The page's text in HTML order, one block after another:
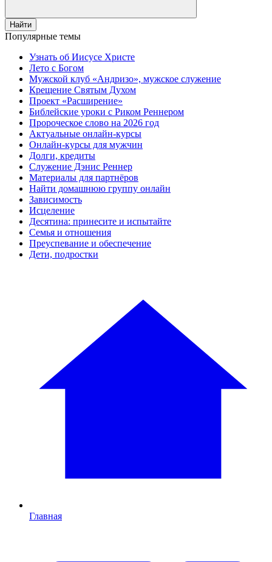
Найти
Популярные темы
Узнать об Иисусе Христе
Лето с Богом
Мужской клуб «Андризо», мужское служение
Крещение Святым Духом
Проект «Расширение»
Библейские уроки с Риком Реннером
Пророческое слово на 2026 год
Актуальные онлайн-курсы
Онлайн-курсы для мужчин
Долги, кредиты
Служение Дэнис Реннер
Материалы для партнёров
Найти домашнюю группу онлайн
Зависимость
Исцеление
Десятина: принесите и испытайте
Семья и отношения
Преуспевание и обеспечение
Дети, подростки
Главная